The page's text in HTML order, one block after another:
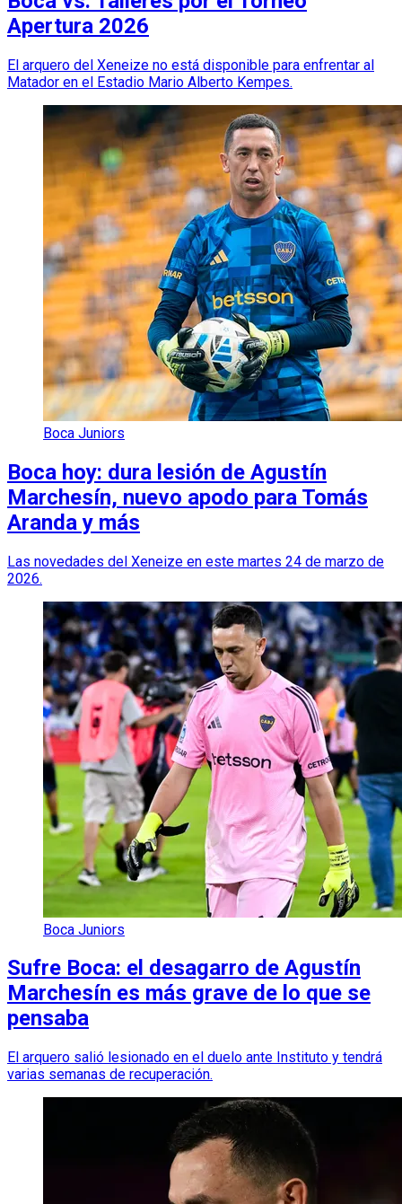
Apertura 2026
El arquero del Xeneize no está disponible para enfrentar al
Matador en el Estadio Mario Alberto Kempes.
Boca Juniors
Boca hoy: dura lesión de Agustín
Marchesín, nuevo apodo para Tomás
Aranda y más
Las novedades del Xeneize en este martes 24 de marzo de
2026.
Boca Juniors
Sufre Boca: el desagarro de Agustín
Marchesín es más grave de lo que se
pensaba
El arquero salió lesionado en el duelo ante Instituto y tendrá
varias semanas de recuperación.